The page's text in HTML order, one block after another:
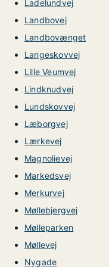
Ladelundvej
Landbovej
Landbovænget
Langeskovvej
Lille Veumvej
Lindknudvej
Lundskovvej
Læborgvej
Lærkevej
Magnolievej
Markedsvej
Merkurvej
Møllebjergvej
Mølleparken
Møllevej
Nygade